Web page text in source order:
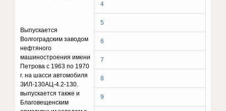
4
5
6
7
8
9
Выпускается
Волгоградским заводом
нефтяного
машиностроения имени
Петрова с 1963 по 1970
г. на шасси автомобиля
ЗИЛ-130АЦ-4.2-130.
выпускается также и
Благовещенским